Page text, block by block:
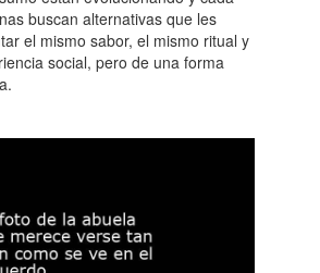
buscan alternativas que les
el mismo sabor, el mismo ritual y
social, pero de una forma